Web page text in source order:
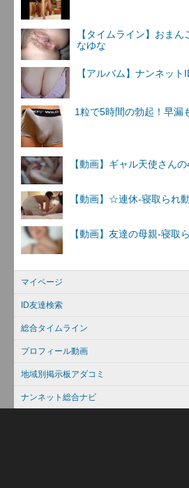
【タイムライン】おま
なゆな
【アルバム】ナンネッ
マイページ
ID友達検索
総合タイムライン
プロフィール動画
地域別掲示板アダコミ
ナンネット総合ナビ